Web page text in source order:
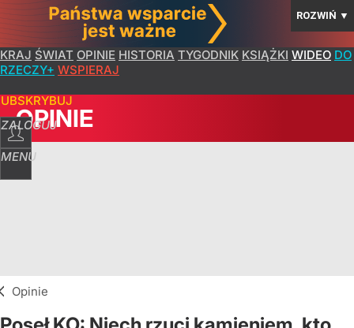
ROZWIŃ ▼
KRAJ ŚWIAT OPINIE HISTORIA TYGODNIK KSIĄŻKI WIDEO DO
RZECZY+ WSPIERAJ
ZALOGUJ
MENU
OPINIE
Opinie